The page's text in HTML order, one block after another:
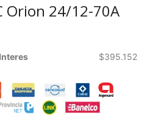
Orion 24/12-70A
$395.152